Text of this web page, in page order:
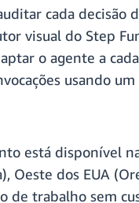
cada
visual do Step
o agente a
usando
está disponível
Oeste dos EUA
de trabalho sem